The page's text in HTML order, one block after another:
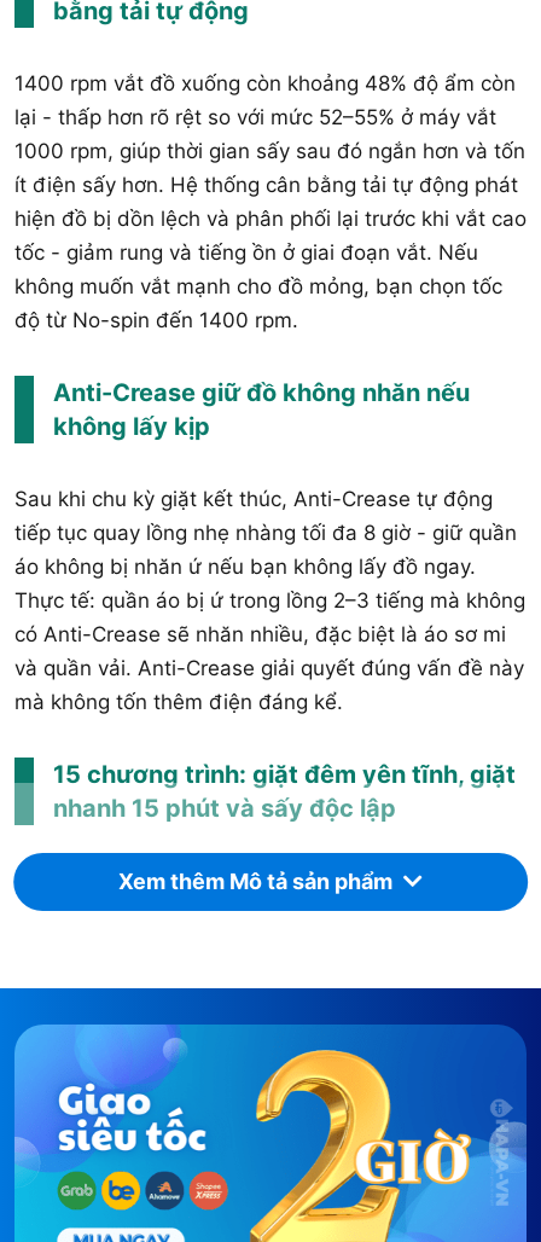
bằng tải tự động
1400 rpm vắt đồ xuống còn khoảng 48% độ ẩm còn
lại - thấp hơn rõ rệt so với mức 52–55% ở máy vắt
1000 rpm, giúp thời gian sấy sau đó ngắn hơn và tốn
ít điện sấy hơn. Hệ thống cân bằng tải tự động phát
hiện đồ bị dồn lệch và phân phối lại trước khi vắt cao
tốc - giảm rung và tiếng ồn ở giai đoạn vắt. Nếu
không muốn vắt mạnh cho đồ mỏng, bạn chọn tốc
độ từ No-spin đến 1400 rpm.
Anti-Crease giữ đồ không nhăn nếu
không lấy kịp
Sau khi chu kỳ giặt kết thúc, Anti-Crease tự động
tiếp tục quay lồng nhẹ nhàng tối đa 8 giờ - giữ quần
áo không bị nhăn ứ nếu bạn không lấy đồ ngay.
Thực tế: quần áo bị ứ trong lồng 2–3 tiếng mà không
có Anti-Crease sẽ nhăn nhiều, đặc biệt là áo sơ mi
và quần vải. Anti-Crease giải quyết đúng vấn đề này
mà không tốn thêm điện đáng kể.
15 chương trình: giặt đêm yên tĩnh, giặt
nhanh 15 phút và sấy độc lập
15 chương trình bao gồm: Cotton, Eco 40–60, Sơ mi,
Đồ mỏng/lụa, Len, Sợi tổng hợp, Đồ thể thao, Giặt
Vệ sinh lồng giặt, Sấy thông thường, và Sấy đồ
rung để chạy yên tĩnh ban đêm. Chương trình Eco
40–60 hoàn thành trong 2 giờ 50 phút - tiết kiệm
điện nhất trong các chương trình giặt cotton. Sấy
thông thường và Sấy đồ mỏng chạy độc lập, không
cần giặt trước.
Xem thêm Mô tả sản phẩm